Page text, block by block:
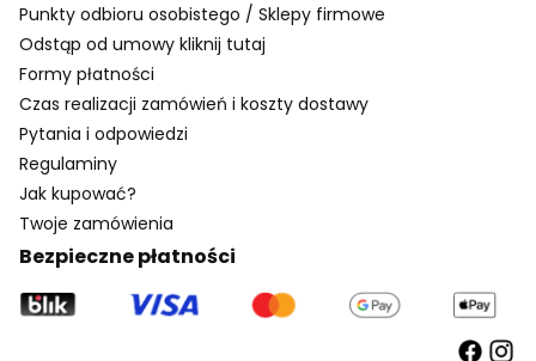
Punkty odbioru osobistego / Sklepy firmowe
Odstąp od umowy kliknij tutaj
Formy płatności
Czas realizacji zamówień i koszty dostawy
Pytania i odpowiedzi
Regulaminy
Jak kupować?
Twoje zamówienia
Bezpieczne płatności